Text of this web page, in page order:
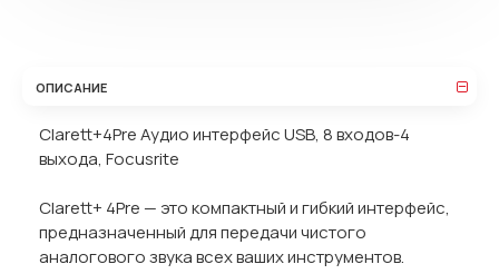
ОПИСАНИЕ
Clarett+4Pre Аудио интерфейс USB, 8 входов-4
выхода, Focusrite
Clarett+ 4Pre — это компактный и гибкий интерфейс,
предназначенный для передачи чистого
аналогового звука всех ваших инструментов.